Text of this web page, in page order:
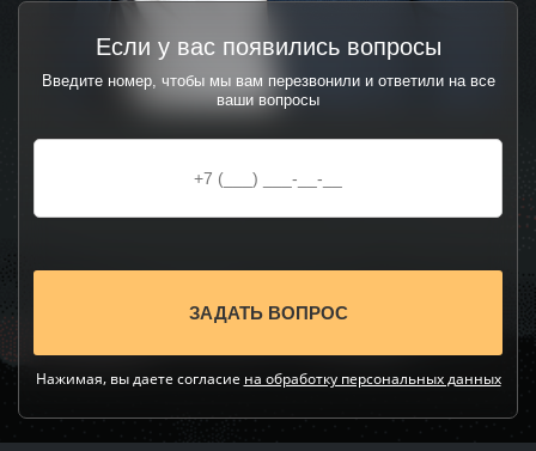
Если у вас появились вопросы
Введите номер, чтобы мы вам перезвонили и ответили на все
ваши вопросы
Нажимая, вы даете согласие на обработку персональных данных